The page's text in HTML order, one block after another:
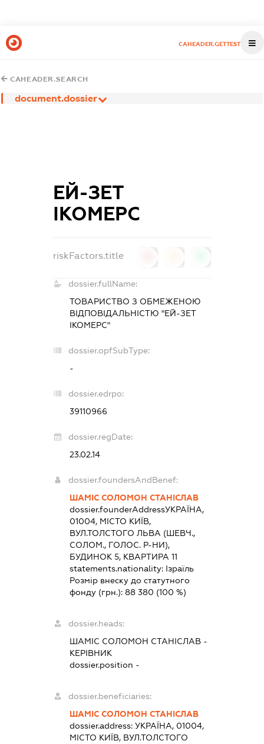
CAHEADER.GETTEST
CAHEADER.SEARCH
document.dossier
ЕЙ-ЗЕТ
ІКОМЕРС
riskFactors.title
dossier.fullName:
ТОВАРИСТВО З ОБМЕЖЕНОЮ
ВІДПОВІДАЛЬНІСТЮ "ЕЙ-ЗЕТ
ІКОМЕРС"
dossier.opfSubType:
-
dossier.edrpo:
39110966
dossier.regDate:
23.02.14
dossier.foundersAndBenef:
ШАМІС СОЛОМОН СТАНІСЛАВ
dossier.founderAddressУКРАЇНА,
01004, МІСТО КИЇВ,
ВУЛ.ТОЛСТОГО ЛЬВА (ШЕВЧ.,
СОЛОМ., ГОЛОС. Р-НИ),
БУДИНОК 5, КВАРТИРА 11
statements.nationality: Ізраїль
Розмір внеску до статутного
фонду (грн.):88 380 (100 %)
dossier.heads:
ШАМІС СОЛОМОН СТАНІСЛАВ -
КЕРІВНИК
dossier.position -
dossier.beneficiaries:
ШАМІС СОЛОМОН СТАНІСЛАВ
dossier.address:УКРАЇНА, 01004,
МІСТО КИЇВ, ВУЛ.ТОЛСТОГО